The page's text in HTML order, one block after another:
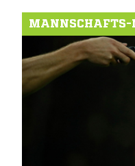
MANNSCHAFTS-